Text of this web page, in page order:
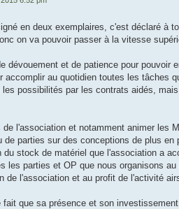
en deux exemplaires, c'est déclaré à
on va pouvoir passer à la vitesse
dévouement et de patience pour
accomplir au quotidien toutes les
possibilités par les contrats aidés,
l'association et notamment animer les
de parties sur des conceptions de plus en
stock de matériel que l'association a
les parties et OP que nous organisons au
de l'association et au profit de l'activité
que sa présence et son